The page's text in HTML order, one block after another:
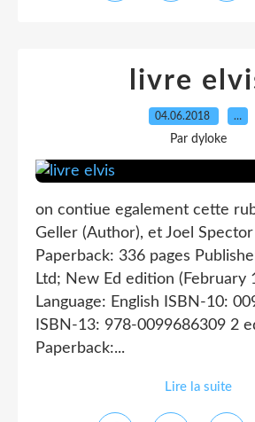
livre
04.06.2018 …
Par dyloke
on contiue egalement cette
Geller (Author), et Joel
Paperback: 336 pages
Ltd; New Ed edition (February
Language: English ISBN-10:
ISBN-13: 978-0099686309 2
Paperback:...
Lire la suite